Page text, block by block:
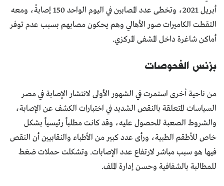
أبريل 2021، وتخطى عدد المصابين في اليوم الواحد 150 إصابةً، ومعه
التقطت الكاميرات صور الأهالي وهم يحكون مصابهم بسبب عدم توفر
أماكن شاغرة داخل المشفى المركزي.
بزنس الفحوصات
من ناحية أخرى استمرت في الشهور الأولى لانتشار الإصابة في مصر
السياسات المتعلقة بالنقص الشديد في اختبارات الكشف عن الإصابة،
والشروط الصعبة للحصول عليه، وقد كانت مطلباً رئيسياً بشكل
خاص للأطقم الطبية، ورأى عدد كبير من الأطباء والنقابيين أن النقص
فيها هو سبب مباشر لارتفاع عدد الإصابات. وتشكلت حملات ضغط
للمطالبة بالشفافية وحسن إدارة الملف.